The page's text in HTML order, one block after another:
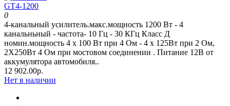
GT4-1200
0
4-канальный усилитель.макс.мощность 1200 Вт - 4
канальньный - частота- 10 Гц - 30 КГц Класс Д
номин.мощность 4 x 100 Вт при 4 Oм - 4 x 125Вт при 2 Oм,
2Х250Вт 4 Ом при мостовом соединении . Питание 12В от
аккумулятора автомобиля..
12 902.00р.
Нет в наличии